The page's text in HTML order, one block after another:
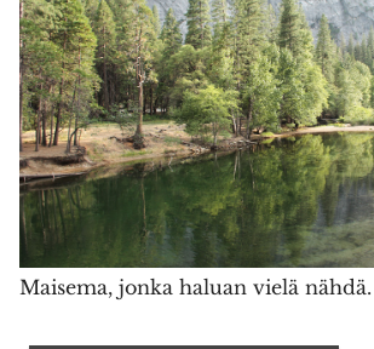
Maisema, jonka haluan vielä nähdä.